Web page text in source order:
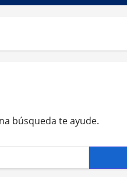
búsqueda te ayude.